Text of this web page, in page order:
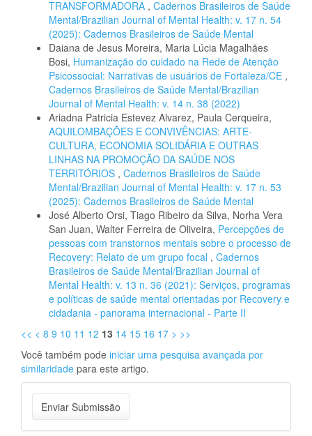
TRANSFORMADORA , Cadernos Brasileiros de Saúde
Mental/Brazilian Journal of Mental Health: v. 17 n. 54
(2025): Cadernos Brasileiros de Saúde Mental
Daiana de Jesus Moreira, Maria Lúcia Magalhães
Bosi, Humanização do cuidado na Rede de Atenção
Psicossocial: Narrativas de usuários de Fortaleza/CE ,
Cadernos Brasileiros de Saúde Mental/Brazilian
Journal of Mental Health: v. 14 n. 38 (2022)
Ariadna Patricia Estevez Alvarez, Paula Cerqueira,
AQUILOMBAÇÕES E CONVIVÊNCIAS: ARTE-
CULTURA, ECONOMIA SOLIDÁRIA E OUTRAS
LINHAS NA PROMOÇÃO DA SAÚDE NOS
TERRITÓRIOS , Cadernos Brasileiros de Saúde
Mental/Brazilian Journal of Mental Health: v. 17 n. 53
(2025): Cadernos Brasileiros de Saúde Mental
José Alberto Orsi, Tiago Ribeiro da Silva, Norha Vera
San Juan, Walter Ferreira de Oliveira, Percepções de
pessoas com transtornos mentais sobre o processo de
Recovery: Relato de um grupo focal , Cadernos
Brasileiros de Saúde Mental/Brazilian Journal of
Mental Health: v. 13 n. 36 (2021): Serviços, programas
e políticas de saúde mental orientadas por Recovery e
cidadania - panorama internacional - Parte II
<< < 8 9 10 11 12 13 14 15 16 17 > >>
Você também pode iniciar uma pesquisa avançada por
similaridade para este artigo.
Enviar
Submissão
Enviar Submissão